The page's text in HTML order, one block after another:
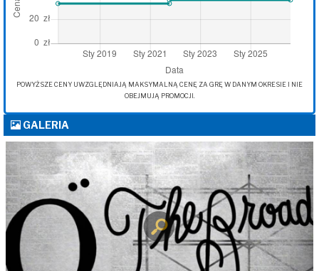
POWYŻSZE CENY UWZGLĘDNIAJĄ MAKSYMALNĄ CENĘ ZA GRĘ W DANYM OKRESIE I NIE
OBEJMUJĄ PROMOCJI.
GALERIA